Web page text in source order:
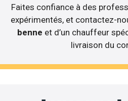
Faites confiance à des
expérimentés, et contactez-
benne et d’un chauffeur
livraison du